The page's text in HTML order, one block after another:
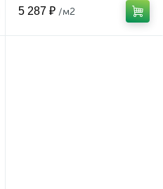
5 287 ₽ /м2